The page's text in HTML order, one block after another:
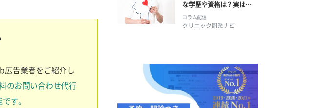
広告業者をご紹介し
のお問い合わせ代行
す。
な学歴や資格は？実は学
士編入学からでも目指せ
る！
コラム配信
クリニック開業ナビ